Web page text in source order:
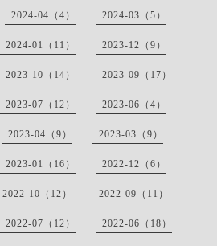
2024-04（4） 2024-03（5）
2024-01（11） 2023-12（9）
2023-10（14） 2023-09（17）
2023-07（12） 2023-06（4）
2023-04（9） 2023-03（9）
2023-01（16） 2022-12（6）
2022-10（12） 2022-09（11）
2022-07（12） 2022-06（18）